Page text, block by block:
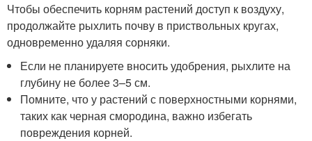
Чтобы обеспечить корням растений доступ к воздуху,
продолжайте рыхлить почву в приствольных кругах,
одновременно удаляя сорняки.
Если не планируете вносить удобрения, рыхлите на
глубину не более 3–5 см.
Помните, что у растений с поверхностными корнями,
таких как черная смородина, важно избегать
повреждения корней.